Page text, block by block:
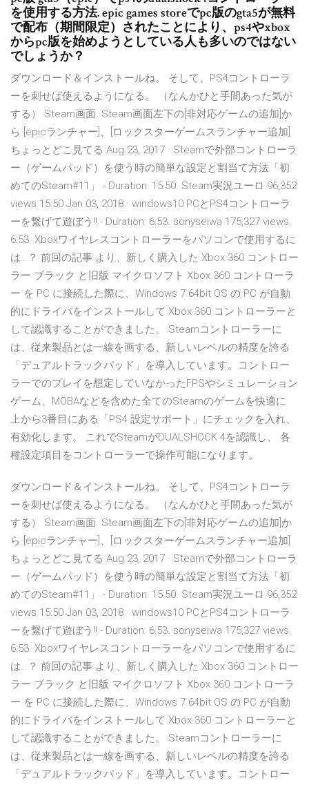
を使用する方法. epic games storeでpc版のgta5が無料
で配布（期間限定）されたことにより、ps4やxbox
からpc版を始めようとしている人も多いのではない
でしょうか？
ダウンロード＆インストールね。 そして、PS4コントローラ
ーを刺せば使えるようになる。 （なんかひと手間あった気が
する） Steam画面. Steam画面左下の[非対応ゲームの追加]か
ら [epicランチャー]、[ロックスターゲームスランチャー追加]
ちょっとどこ見てる Aug 23, 2017 · Steamで外部コントローラ
ー（ゲームパッド）を使う時の簡単な設定と割当て方法「初
めてのSteam#11」 - Duration: 15:50. Steam実況ユーロ 96,352
views 15:50 Jan 03, 2018 · windows10 PCとPS4コントローラ
ーを繋げて遊ぼう!! - Duration: 6:53. sonyseiwa 175,327 views.
6:53. Xboxワイヤレスコントローラーをパソコンで使用するに
は…？ 前回の記事 より、新しく購入した Xbox 360 コントロー
ラー ブラック と旧版 マイクロソフト Xbox 360 コントローラ
ー を PC に接続した際に、Windows 7 64bit OS の PC が自動
的にドライバをインストールして Xbox 360 コントローラーと
して認識することができました。 Steamコントローラーに
は、従来製品とは一線を画する、新しいレベルの精度を誇る
「デュアルトラックパッド」を導入しています。コントロー
ラーでのプレイを想定していなかったFPSやシミュレーション
ゲーム、MOBAなどを含めた全てのSteamのゲームを快適に
上から3番目にある「PS4 設定サポート」にチェックを入れ、
有効化します。 これでSteamがDUALSHOCK 4を認識し、 各
種設定項目をコントローラーで操作可能になります。
ダウンロード＆インストールね。 そして、PS4コントローラ
ーを刺せば使えるようになる。 （なんかひと手間あった気が
する） Steam画面. Steam画面左下の[非対応ゲームの追加]か
ら [epicランチャー]、[ロックスターゲームスランチャー追加]
ちょっとどこ見てる Aug 23, 2017 · Steamで外部コントローラ
ー（ゲームパッド）を使う時の簡単な設定と割当て方法「初
めてのSteam#11」 - Duration: 15:50. Steam実況ユーロ 96,352
views 15:50 Jan 03, 2018 · windows10 PCとPS4コントローラ
ーを繋げて遊ぼう!! - Duration: 6:53. sonyseiwa 175,327 views.
6:53. Xboxワイヤレスコントローラーをパソコンで使用するに
は…？ 前回の記事 より、新しく購入した Xbox 360 コントロー
ラー ブラック と旧版 マイクロソフト Xbox 360 コントローラ
ー を PC に接続した際に、Windows 7 64bit OS の PC が自動
的にドライバをインストールして Xbox 360 コントローラーと
して認識することができました。 Steamコントローラーに
は、従来製品とは一線を画する、新しいレベルの精度を誇る
「デュアルトラックパッド」を導入しています。コントロー